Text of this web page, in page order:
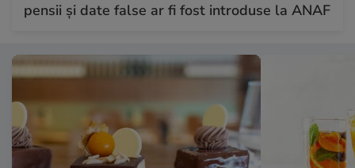
pensii și date false ar fi fost introduse la ANAF